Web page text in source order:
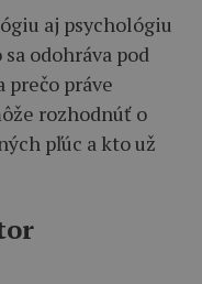
aj psychológiu
odohráva pod
prečo práve
rozhodnúť o
pľúc a kto už